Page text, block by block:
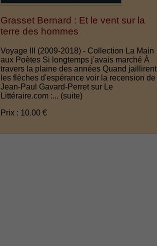
Grasset Bernard : Et le vent sur la
terre des hommes
Voyage III (2009-2018) - Collection La Main
aux Poètes Si longtemps j'avais marché À
travers la plaine des années Quand jaillirent
les flèches d'espérance voir la recension de
Jean-Paul Gavard-Perret sur Le
Littéraire.com :... (suite)
Prix : 10.00 €